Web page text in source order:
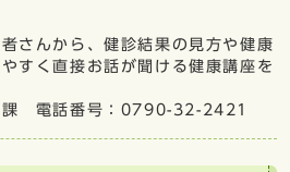
さんから、健診結果の見方や健康
すく直接お話が聞ける健康講座を
課 電話番号：0790-32-2421